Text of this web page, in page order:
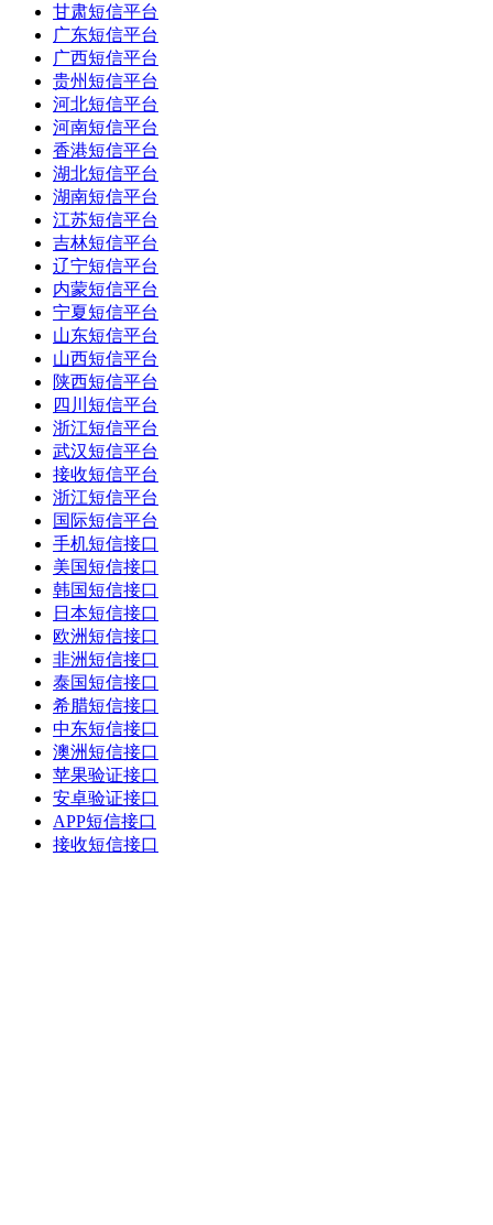
甘肃短信平台
广东短信平台
广西短信平台
贵州短信平台
河北短信平台
河南短信平台
香港短信平台
湖北短信平台
湖南短信平台
江苏短信平台
吉林短信平台
辽宁短信平台
内蒙短信平台
宁夏短信平台
山东短信平台
山西短信平台
陕西短信平台
四川短信平台
浙江短信平台
武汉短信平台
接收短信平台
浙江短信平台
国际短信平台
手机短信接口
美国短信接口
韩国短信接口
日本短信接口
欧洲短信接口
非洲短信接口
泰国短信接口
希腊短信接口
中东短信接口
澳洲短信接口
苹果验证接口
安卓验证接口
APP短信接口
接收短信接口